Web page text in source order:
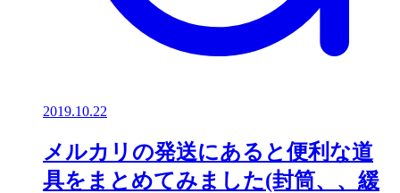
2019.10.22
メルカリの発送にあると便利な道
具をまとめてみました(封筒、、緩